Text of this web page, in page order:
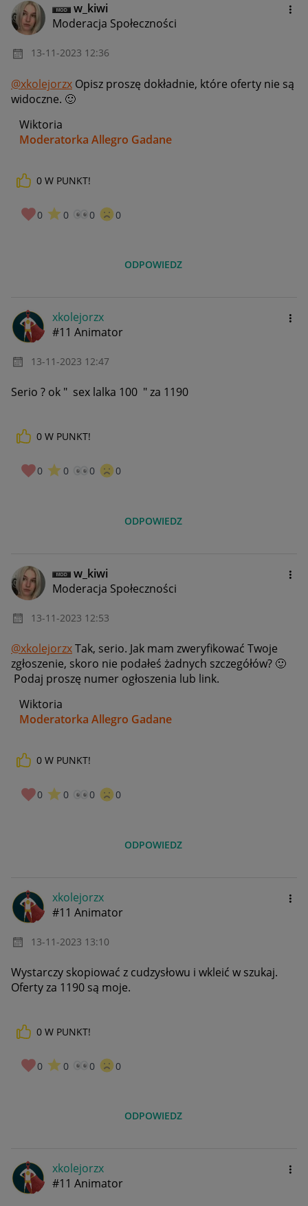
w_kiwi
Moderacja Społeczności
‎13-11-2023 12:36
@xkolejorzx Opisz proszę dokładnie, które oferty nie są
widoczne. 🙂
Wiktoria
Moderatorka Allegro Gadane
0 W PUNKT!
0 0 0 0
ODPOWIEDZ
xkolejorzx
#11 Animator
‎13-11-2023 12:47
Serio ? ok " sex lalka 100 " za 1190
0 W PUNKT!
0 0 0 0
ODPOWIEDZ
w_kiwi
Moderacja Społeczności
‎13-11-2023 12:53
@xkolejorzxTak, serio. Jak mam zweryfikować Twoje
zgłoszenie, skoro nie podałeś żadnych szczegółów? 🙂
Podaj proszę numer ogłoszenia lub link.
Wiktoria
Moderatorka Allegro Gadane
0 W PUNKT!
0 0 0 0
ODPOWIEDZ
xkolejorzx
#11 Animator
‎13-11-2023 13:10
Wystarczy skopiować z cudzysłowu i wkleić w szukaj.
Oferty za 1190 są moje.
0 W PUNKT!
0 0 0 0
ODPOWIEDZ
xkolejorzx
#11 Animator